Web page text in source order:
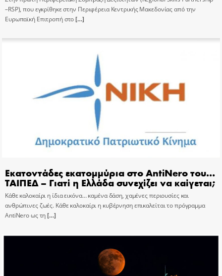
–RSP), που εγκρίθηκε στην Περιφέρεια Κεντρικής Μακεδονίας από την
Ευρωπαϊκή Επιτροπή στο[…]
Εκατοντάδες εκατομμύρια στο AntiNero του…
ΤΑΙΠΕΔ – Γιατί η Ελλάδα συνεχίζει να καίγεται;
Κάθε καλοκαίρι η ίδια εικόνα… καμένα δάση, χαμένες περιουσίες και
ανθρώπινες ζωές. Κάθε καλοκαίρι η κυβέρνηση επικαλείται το πρόγραμμα
AntiNero ως τη[…]